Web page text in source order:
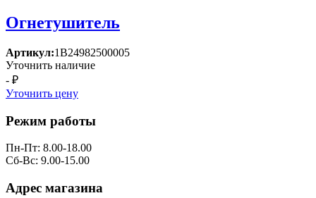
Огнетушитель
Артикул:1B24982500005
Уточнить наличие
- ₽
Уточнить цену
Режим работы
Пн-Пт: 8.00-18.00
Сб-Вс: 9.00-15.00
Адрес магазина